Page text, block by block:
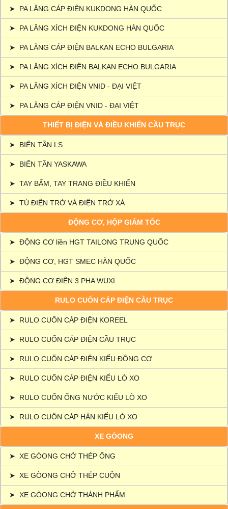
➤ PA LĂNG CÁP ĐIỆN KUKDONG HÀN QUỐC
➤ PA LĂNG XÍCH ĐIỆN KUKDONG HÀN QUỐC
➤ PA LĂNG CÁP ĐIỆN BALKAN ECHO BULGARIA
➤ PA LĂNG XÍCH ĐIỆN BALKAN ECHO BULGARIA
➤ PA LĂNG XÍCH ĐIỆN VNID - ĐẠI VIỆT
➤ PA LĂNG CÁP ĐIỆN VNID - ĐẠI VIỆT
THIẾT BỊ ĐIỆN VÀ ĐIỀU KHIỂN CẦU TRỤC
➤ BIẾN TẦN LS
➤ BIẾN TẦN YASKAWA
➤ TAY BẤM, TAY TRANG ĐIỀU KHIỂN
➤ TỦ ĐIỆN TRỞ VÀ ĐIỆN TRỞ XẢ
ĐỘNG CƠ, HỘP GIẢM TỐC
➤ ĐỘNG CƠ liền HGT TAILONG TRUNG QUỐC
➤ ĐỘNG CƠ, HGT SMEC HÀN QUỐC
➤ ĐỘNG CƠ ĐIỆN 3 PHA WUXI
RULO CUỐN CÁP ĐIỆN CẦU TRỤC
➤ RULO CUỐN CÁP ĐIỆN KOREEL
➤ RULO CUỐN CÁP ĐIỆN CẦU TRỤC
➤ RULO CUỐN CÁP ĐIỆN KIỂU ĐỘNG CƠ
➤ RULO CUỐN CÁP ĐIỆN KIỂU LÒ XO
➤ RULO CUỐN ỐNG NƯỚC KIỂU LÒ XO
➤ RULO CUỐN CÁP HÀN KIỂU LÒ XO
XE GÒONG
➤ XE GÒONG CHỞ THÉP ỐNG
➤ XE GÒONG CHỞ THÉP CUỘN
➤ XE GÒONG CHỞ THÀNH PHẨM